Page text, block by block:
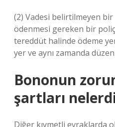
(2) Vadesi belirtilmeyen
ödenmesi gereken bir
tereddüt halinde ödeme
yer ve aynı zamanda
Bononun
şartları
Diğer kıymetli evraklarda